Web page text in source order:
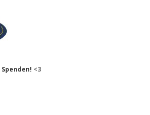
Spenden! <3